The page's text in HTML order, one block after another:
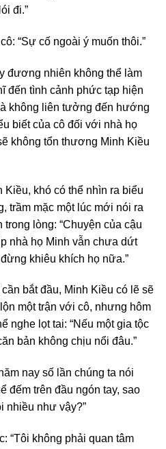
đi.”
“Sự cố ngoài ý muốn thôi.”
đương nhiên không thể làm
đến tình cảnh phức tạp hiện
không liên tưởng đến hướng
biết của cô đối với nhà họ
không tổn thương Minh Kiều
khó có thể nhìn ra biểu
trầm mặc một lúc mới nói ra
lòng: “Chuyện của cậu
nhà họ Minh vẫn chưa dứt
khiêu khích họ nữa.”
bắt đầu, Minh Kiều có lẽ sẽ
một trận với cô, nhưng hôm
nghe lọt tai: “Nếu một gia tộc
bản không chịu nổi đâu.”
nay số lần chúng ta nói
đếm trên đầu ngón tay, sao
nhiều như vậy?”
“Tôi không phải quan tâm